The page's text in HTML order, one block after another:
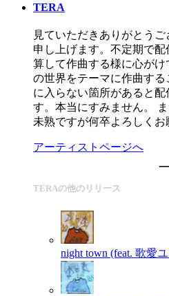
TERA
見ていただきありがとう
申し上げます。不定期で
算して作曲する様に心が
の世界をテーマに作曲す
に入らない箇所があると
す。本当にすみません。
未熟ですが何卒よろしくお
アーティストページへ
TERAの他のリリース
night town (feat. 歌愛